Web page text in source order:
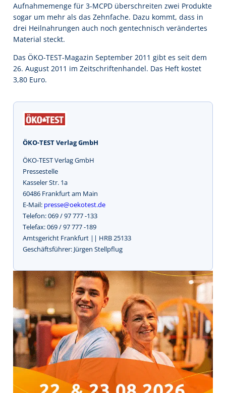
Aufnahmemenge für 3-MCPD überschreiten zwei Produkte
sogar um mehr als das Zehnfache. Dazu kommt, dass in
drei Heilnahrungen auch noch gentechnisch verändertes
Material steckt.
Das ÖKO-TEST-Magazin September 2011 gibt es seit dem
26. August 2011 im Zeitschriftenhandel. Das Heft kostet
3,80 Euro.
ÖKO-TEST Verlag GmbH
ÖKO-TEST Verlag GmbH
Pressestelle
Kasseler Str. 1a
60486 Frankfurt am Main
E-Mail: presse@oekotest.de
Telefon: 069 / 97 777 -133
Telefax: 069 / 97 777 -189
Amtsgericht Frankfurt || HRB 25133
Geschäftsführer: Jürgen Stellpflug